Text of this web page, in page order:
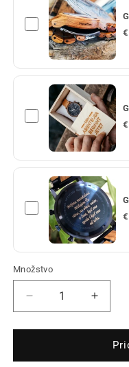
Množstvo
Množstvo
množstvo
pre
drevené
Zvýšiť
pre